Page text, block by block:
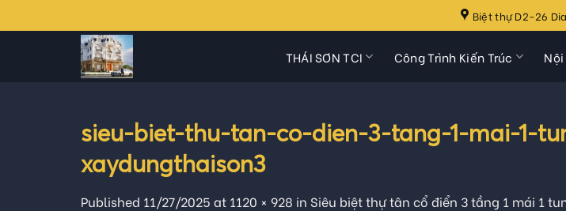
to
Biệt thự D2-26
THÁI SƠN TCI Công Trình Kiến Trúc
sieu-biet-thu-tan-co-dien-3-tang-1-mai-1-
xaydungthaison3
Published 11/27/2025 at 1120 × 928 in Siêu biệt thự tân cổ điển 3 tầng 1 mái 1